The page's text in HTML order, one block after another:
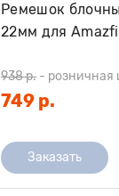
Ремешок
22мм для
золото
938 р. - розничная
749 р.
Заказать